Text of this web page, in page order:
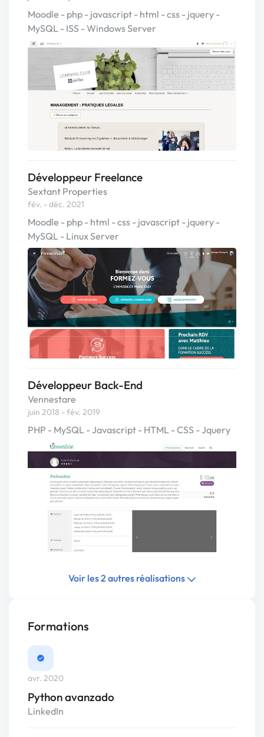
Moodle - php - javascript - html - css - jquery -
MySQL - ISS - Windows Server
Développeur Freelance
Sextant Properties
fév. - déc. 2021
Moodle - php - html - css - javascript - jquery -
MySQL - Linux Server
Développeur Back-End
Vennestare
juin 2018 - fév. 2019
PHP - MySQL - Javascript - HTML - CSS - Jquery
Voir les 2 autres réalisations
Formations
avr. 2020
Python avanzado
LinkedIn